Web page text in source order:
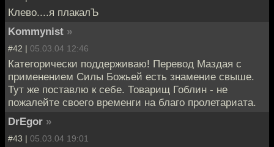
Клево....я плакалЪ
Kommynist »
#42 | 05.03.04 12:46
Категорически поддерживаю! Перевод Маздая с
применением Силы Божьей есть знамение свыше.
Тут же поставлю к себе. Товарищ Гоблин - не
пожалейте своего временги на благо пролетариата.
DrEgor »
#43 | 05.03.04 19:01